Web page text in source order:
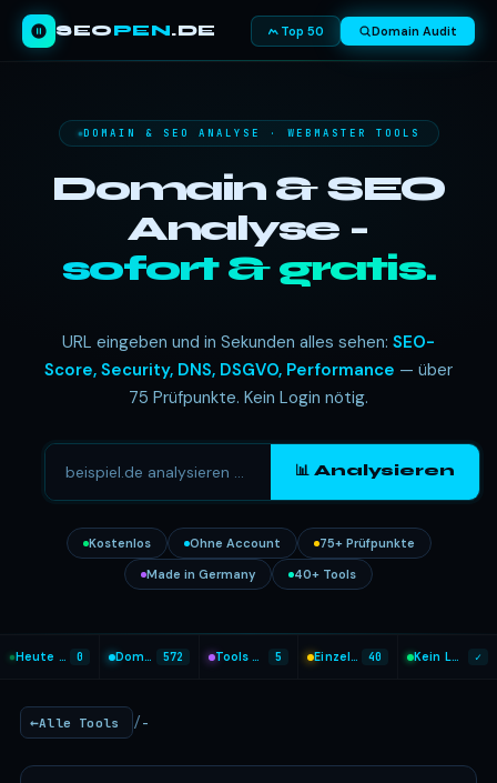
SEOPEN.DE Top 50 Domain Audit
DOMAIN & SEO ANALYSE · WEBMASTER TOOLS
Domain & SEO
Analyse -
sofort & gratis.
URL eingeben und in Sekunden alles sehen: SEO-
Score, Security, DNS, DSGVO, Performance — über
75 Prüfpunkte. Kein Login nötig.
📊 Analysieren
Kostenlos Ohne Account
75+ Prüfpunkte
Made in Germany
40+ Tools
Heute analysiert 0 Domains geprüft 572 Tools heute genutzt 5 Einzel-Tools 40 Kein Login nötig ✓
Alle Tools / -